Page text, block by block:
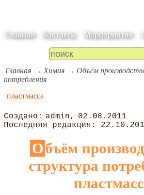
Главная Контакты Мероприятия
Главная Химия
Объём
потребления
пластмасса
admin
02.08.2011
Объём производства и
структура
пластмасс